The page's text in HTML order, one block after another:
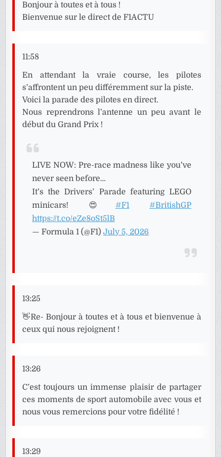
Bonjour à toutes et à tous !
Bienvenue sur le direct de F1ACTU
11:58
En attendant la vraie course, les pilotes
s’affrontent un peu différemment sur la piste.
Voici la parade des pilotes en direct.
Nous reprendrons l’antenne un peu avant le
début du Grand Prix !
LIVE NOW: Pre-race madness like you’ve
never seen before…
It’s the Drivers’ Parade featuring LEGO
minicars! 😍 #F1
#BritishGP
https://t.co/eZe8oSt5lB
— Formula 1 (@F1)July 5, 2026
13:25
👋Re- Bonjour à toutes et à tous et bienvenue à
ceux qui nous rejoignent !
13:26
C’est toujours un immense plaisir de partager
ces moments de sport automobile avec vous et
nous vous remercions pour votre fidélité !
13:29